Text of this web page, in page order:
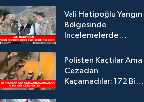
Vali Hatipoğlu Yangın
Bölgesinde
İncelemelerde
Polisten Kaçtılar Ama
Cezadan
Kaçamadılar: 172 Bin